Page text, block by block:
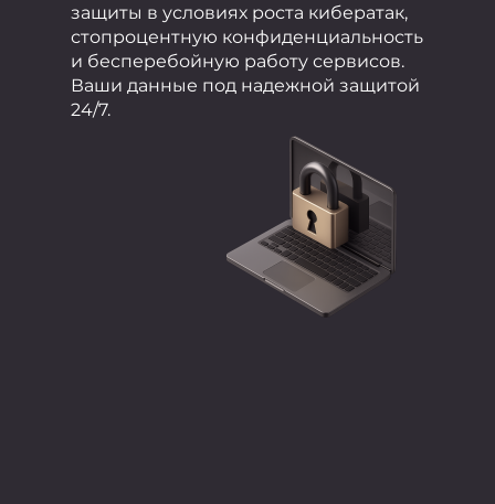
защиты в условиях роста кибератак,
стопроцентную конфиденциальность
и бесперебойную работу сервисов.
Ваши данные под надежной защитой
24/7.